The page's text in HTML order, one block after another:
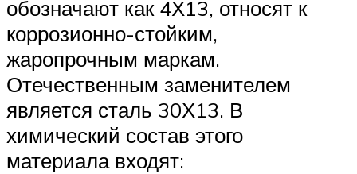
обозначают как 4Х13, относят к
коррозионно-стойким,
жаропрочным маркам.
Отечественным заменителем
является сталь 30Х13. В
химический состав этого
материала входят: